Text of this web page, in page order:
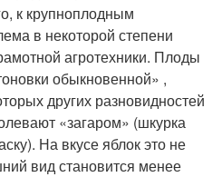
к крупноплодным
в некоторой степени
агротехники. Плоды
обыкновенной» ,
других разновидностей
«загаром» (шкурка
На вкусе яблок это не
вид становится менее